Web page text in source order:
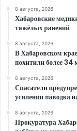
8 августа, 2026
Хабаровские
тяжёлых ранений
8 августа, 2026
В Хабаровском
похитили более 34
8 августа, 2026
Спасатели
усилении паводка
8 августа, 2026
Прокуратура